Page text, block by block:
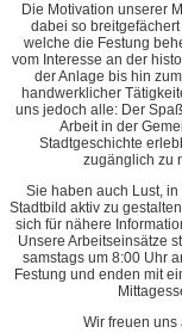
Die Motivation unserer
dabei so
welche die Festung
vom Interesse an der
der Anlage bis hin
handwerklicher
uns jedoch alle: Der
Arbeit in der
Stadtgeschichte
zugänglich zu
Sie haben auch Lust,
Stadtbild aktiv zu
sich für nähere
Unsere Arbeitseinsätze
samstags um 8:00 Uhr
Festung und enden mit
Wir freuen uns